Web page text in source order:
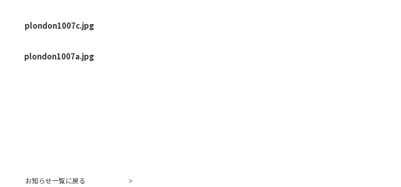
お知らせ一覧に戻る >